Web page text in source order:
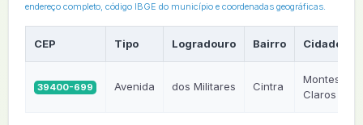
endereço completo, código IBGE do município e coordenadas geográficas.
CEP Tipo Logradouro Bairro Cidade
39400-699 Avenida dos Militares Cintra
Montes
Claros